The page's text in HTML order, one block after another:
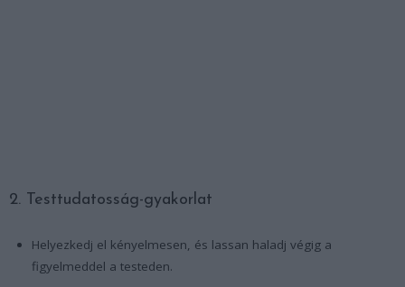
2. Testtudatosság-gyakorlat
Helyezkedj el kényelmesen, és lassan haladj végig a
figyelmeddel a testeden.